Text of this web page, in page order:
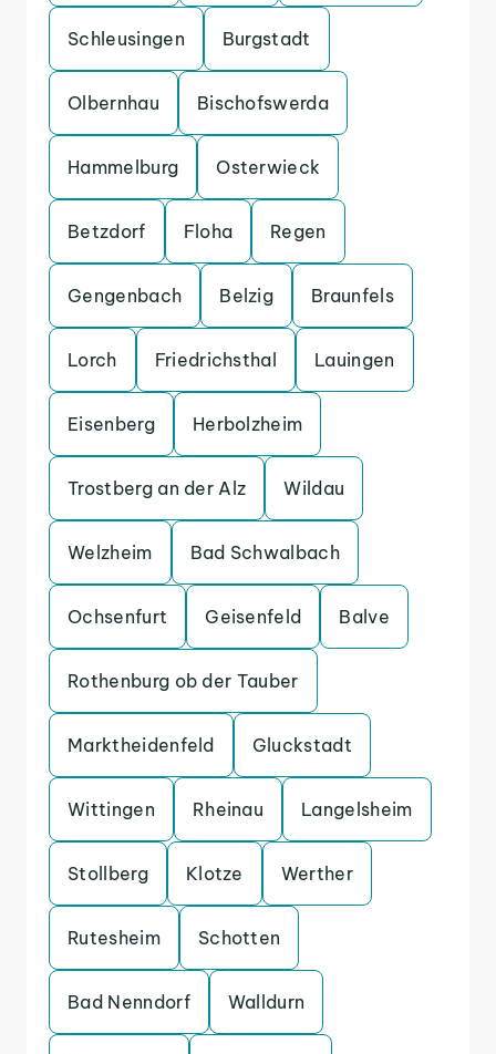
Schleusingen Burgstadt
Olbernhau Bischofswerda
Hammelburg Osterwieck
Betzdorf Floha Regen
Gengenbach Belzig Braunfels
Lorch Friedrichsthal Lauingen
Eisenberg Herbolzheim
Trostberg an der Alz Wildau
Welzheim Bad Schwalbach
Ochsenfurt Geisenfeld Balve
Rothenburg ob der Tauber
Marktheidenfeld Gluckstadt
Wittingen Rheinau Langelsheim
Stollberg Klotze Werther
Rutesheim Schotten
Bad Nenndorf Walldurn